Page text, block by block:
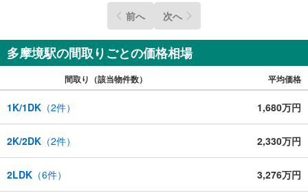
前へ 次へ
多摩境駅の間取りごとの価格相場
間取り（該当物件数） 平均価格
1K/1DK （2件） 1,680万円
2K/2DK （2件） 2,330万円
2LDK （6件） 3,276万円